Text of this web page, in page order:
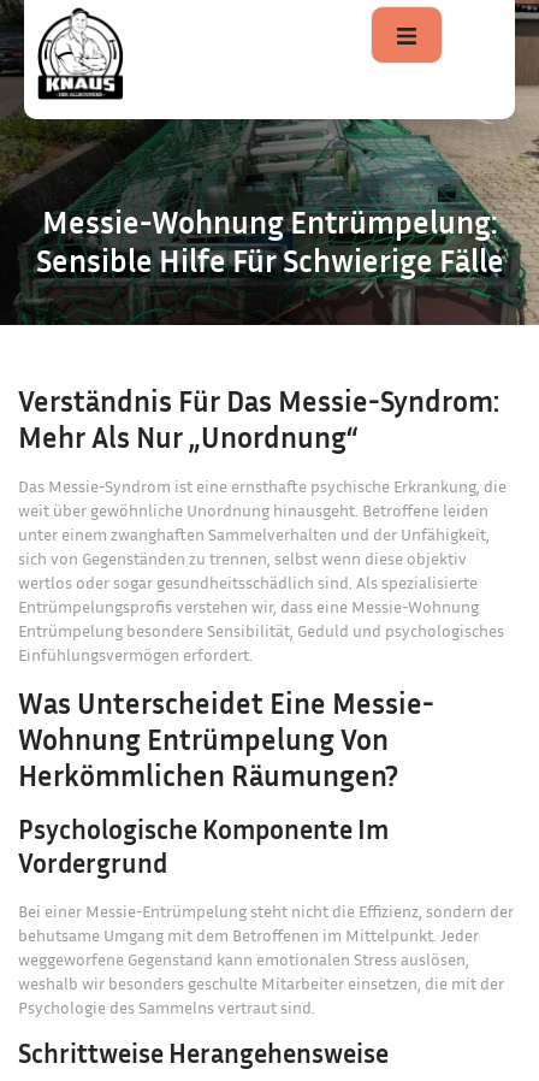
Messie-Wohnung Entrümpelung:
Sensible Hilfe Für Schwierige Fälle
Verständnis Für Das Messie-Syndrom:
Mehr Als Nur „Unordnung“
Das Messie-Syndrom ist eine ernsthafte psychische Erkrankung, die
weit über gewöhnliche Unordnung hinausgeht. Betroffene leiden
unter einem zwanghaften Sammelverhalten und der Unfähigkeit,
sich von Gegenständen zu trennen, selbst wenn diese objektiv
wertlos oder sogar gesundheitsschädlich sind. Als spezialisierte
Entrümpelungsprofisverstehen wir, dass eine Messie-Wohnung
Entrümpelung besondere Sensibilität, Geduld und psychologisches
Einfühlungsvermögen erfordert.
Was Unterscheidet Eine Messie-
Wohnung Entrümpelung Von
Herkömmlichen Räumungen?
Psychologische Komponente Im
Vordergrund
Bei einer Messie-Entrümpelung steht nicht die Effizienz, sondern der
behutsame Umgang mit dem Betroffenen im Mittelpunkt. Jeder
weggeworfene Gegenstand kann emotionalen Stress auslösen,
weshalb wir besonders geschulte Mitarbeiter einsetzen, die mit der
Psychologie des Sammelns vertraut sind.
Schrittweise Herangehensweise